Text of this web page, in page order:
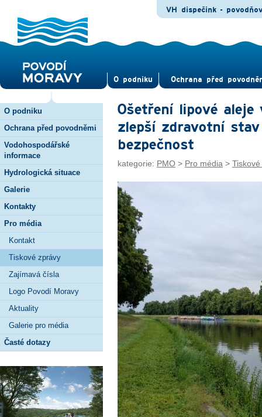
O pod­niku Ochrana před
VH dispečink -
O podniku
Ochrana před povodněmi
Vodohospodářské
informace
Hydrologická situace
Galerie
Kontakty
Pro média
Kontakt
Tiskové zprávy
Zajímavá čísla
Logo Povodí Moravy
Aktuality
Galerie pro média
Časté dotazy
Ošetření lipové aleje
zlepší zdravotní
bezpečnost
kategorie: PMO > Pro média >